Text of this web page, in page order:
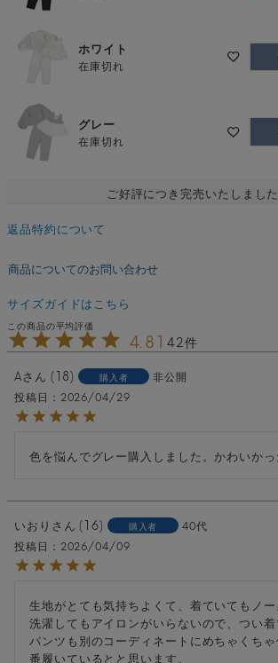
ホワイト
在庫切れ
グレー
在庫切れ
ご好評につき完売いたしました
返品特約について
商品についてのお問い合わせ
サイズガイドはこちら
4.81 42
A 18 購入者
非公開
投稿日
2026/04/29
色を悩んでグレー購入しました。かわいかっ
いおり 16 購入者
40代
投稿日
2026/04/09
生地がとても気持ちよくて、着ていてもノー
洗濯してもアイロンがいらないので、つい着
パンツも別のコーディネートにめちゃくち